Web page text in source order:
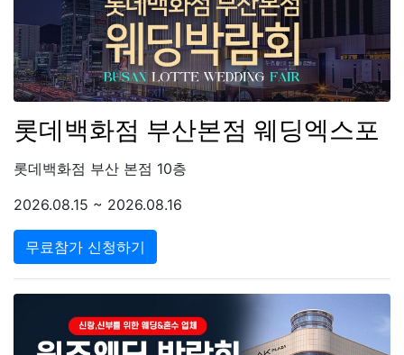
롯데백화점 부산본점 웨딩엑스포
롯데백화점 부산 본점 10층
2026.08.15 ~ 2026.08.16
무료참가 신청하기